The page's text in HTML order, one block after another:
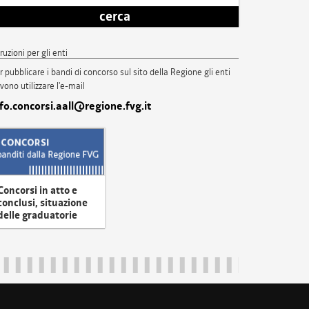
cerca
per gli enti
pubblicare i bandi di concorso sul sito della Regione gli enti
utilizzare l'e-mail
in atto e
situazione
graduatorie